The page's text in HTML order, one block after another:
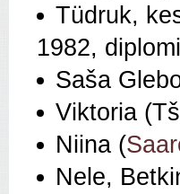
Tüdruk,
1982,
Saša
Viktoria
Niina (
Nele,